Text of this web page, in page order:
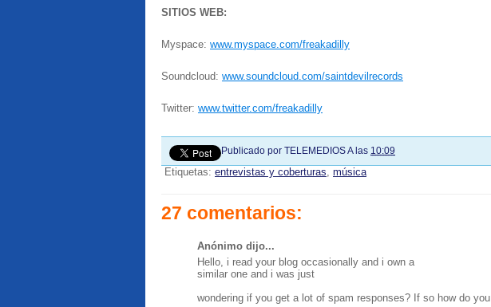
SITIOS WEB:
Myspace: www.myspace.com/freakadilly
Soundcloud: www.soundcloud.com/saintdevilrecords
Twitter: www.twitter.com/freakadilly
Publicado por TELEMEDIOSA las 10:09
Etiquetas: entrevistas y coberturas, música
27 comentarios:
Anónimo dijo...
Hello, i read your blog occasionally and i own a
similar one and i was just
wondering if you get a lot of spam responses? If so how do you